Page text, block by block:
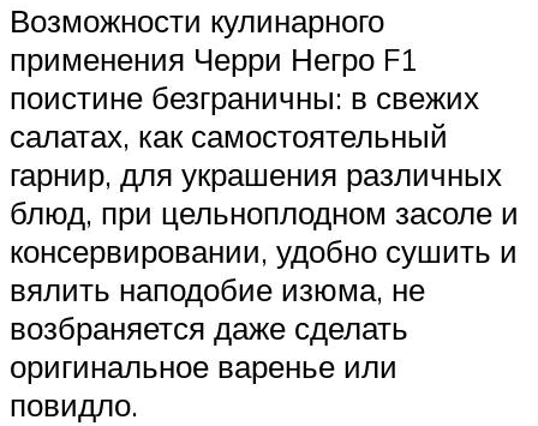
Возможности кулинарного
применения Черри Негро F1
поистине безграничны: в свежих
салатах, как самостоятельный
гарнир, для украшения различных
блюд, при цельноплодном засоле и
консервировании, удобно сушить и
вялить наподобие изюма, не
возбраняется даже сделать
оригинальное варенье или
повидло.